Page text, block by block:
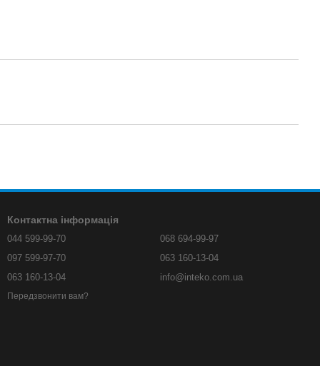
Контактна інформація
044 599-99-70
097 599-97-70
063 160-13-04
Передзвонити вам?
068 694-99-97
063 160-13-04
info@inteko.com.ua